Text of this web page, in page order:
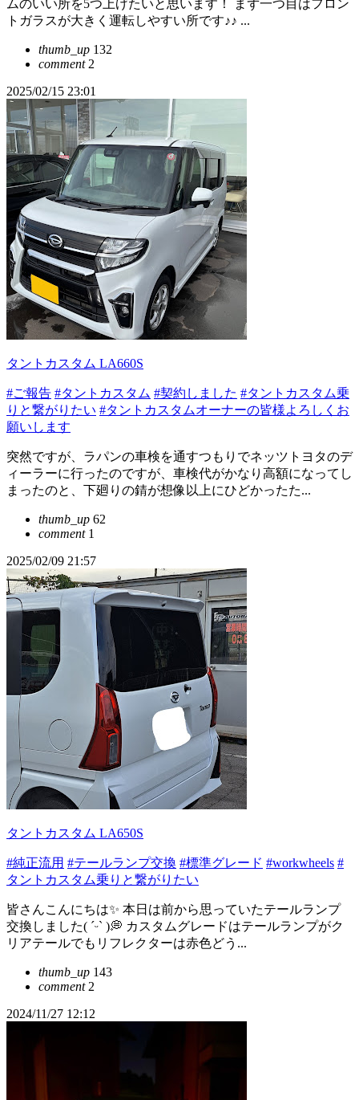
ムのいい所を5つ上げたいと思います！ まず一つ目はフロン
トガラスが大きく運転しやすい所です♪♪ ...
thumb_up 132
comment2
2025/02/15 23:01
タントカスタム LA660S
#ご報告 #タントカスタム #契約しました #タントカスタム乗
りと繋がりたい #タントカスタムオーナーの皆様よろしくお
願いします
突然ですが、ラパンの車検を通すつもりでネッツトヨタのデ
ィーラーに行ったのですが、車検代がかなり高額になってし
まったのと、下廻りの錆が想像以上にひどかったた...
thumb_up 62
comment1
2025/02/09 21:57
タントカスタム LA650S
#純正流用 #テールランプ交換 #標準グレード #workwheels #
タントカスタム乗りと繋がりたい
皆さんこんにちは✨ 本日は前から思っていたテールランプ
交換しました( ˊᵕˋ )💭 カスタムグレードはテールランプがク
リアテールでもリフレクターは赤色どう...
thumb_up 143
comment2
2024/11/27 12:12